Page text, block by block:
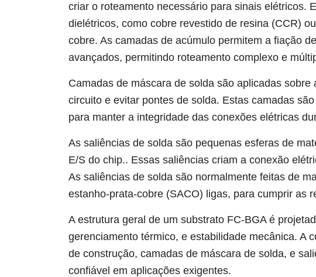
criar o roteamento necessário para sinais elétricos.
dielétricos, como cobre revestido de resina (CCR)
cobre. As camadas de acúmulo permitem a fiação
avançados, permitindo roteamento complexo e
Camadas de máscara de solda são aplicadas
circuito e evitar pontes de solda. Estas camadas
para manter a integridade das conexões elétricas
As saliências de solda são pequenas esferas de
E/S do chip.. Essas saliências criam a conexão
As saliências de solda são normalmente feitas de
estanho-prata-cobre (SACO) ligas, para cumprir as
A estrutura geral de um substrato FC-BGA é
gerenciamento térmico, e estabilidade mecânica. A
de construção, camadas de máscara de solda, e
confiável em aplicações exigentes.